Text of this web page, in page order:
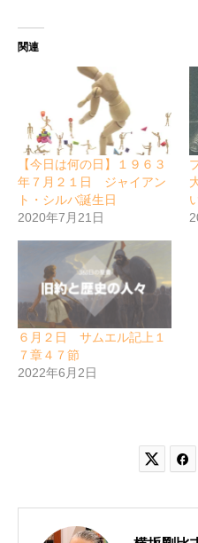
関連
【今日は何の日】１９６３
年７月２１日 ジャイアン
ト・シルバ誕生日
2020年7月21日
６月２日 サムエル記上１
７章４７節
2022年6月2日
 